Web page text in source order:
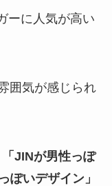
ーに人気が高い
囲気が感じられ
「JINが男性っぽ
ぽいデザイン」